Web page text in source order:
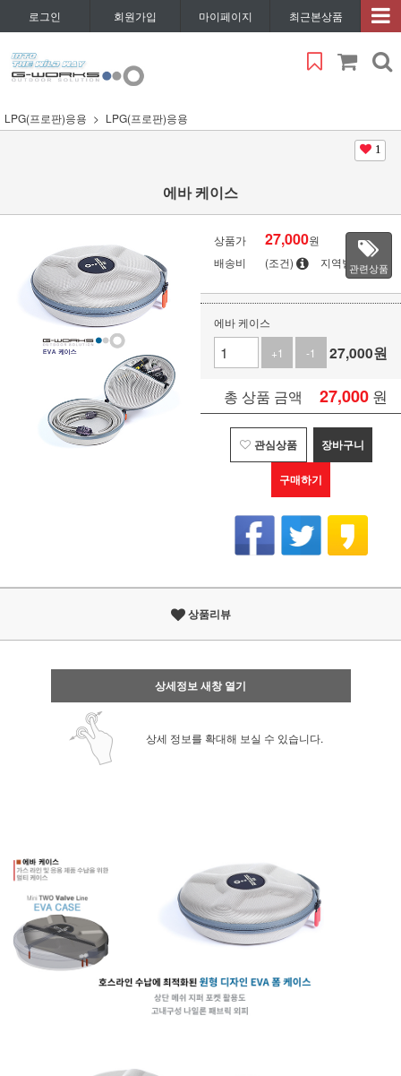
로그인 회원가입 마이페이지 최근본상품
LPG(프로판)응용 LPG(프로판)응용
1
에바 케이스
상품가 27,000원
배송비
(조건) 지역별관련상품
에바 케이스
+1
-1 27,000원
총 상품 금액 27,000 원
관심상품 장바구니
구매하기
상품리뷰
상세정보 새창 열기
상세 정보를 확대해 보실 수 있습니다.